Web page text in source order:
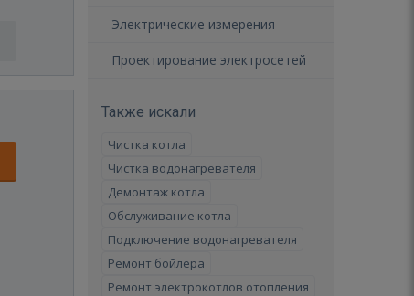
Электрические измерения
Проектирование электросетей
Также искали
Чистка котла
Чистка водонагревателя
Демонтаж котла
Обслуживание котла
Подключение водонагревателя
Ремонт бойлера
Ремонт электрокотлов отопления